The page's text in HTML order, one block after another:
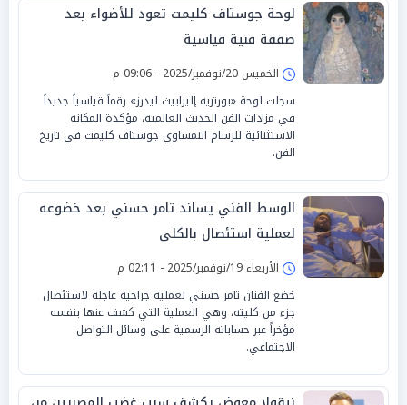
لوحة جوستاف كليمت تعود للأضواء بعد
صفقة فنية قياسية
الخميس 20/نوفمبر/2025 - 09:06 م
سجلت لوحة «بورتريه إليزابيث ليدرز» رقماً قياسياً جديداً
في مزادات الفن الحديث العالمية، مؤكدة المكانة
الاستثنائية للرسام النمساوي جوستاف كليمت في تاريخ
الفن.
الوسط الفني يساند تامر حسني بعد خضوعه
لعملية استئصال بالكلى
الأربعاء 19/نوفمبر/2025 - 02:11 م
خضع الفنان تامر حسني لعملية جراحية عاجلة لاستئصال
جزء من كليته، وهي العملية التي كشف عنها بنفسه
مؤخراً عبر حساباته الرسمية على وسائل التواصل
الاجتماعي.